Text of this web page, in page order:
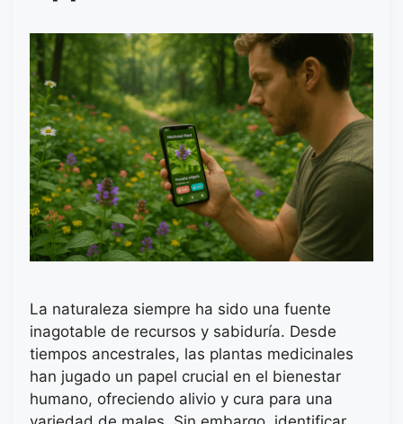
La naturaleza siempre ha sido una fuente
inagotable de recursos y sabiduría. Desde
tiempos ancestrales, las plantas medicinales
han jugado un papel crucial en el bienestar
humano, ofreciendo alivio y cura para una